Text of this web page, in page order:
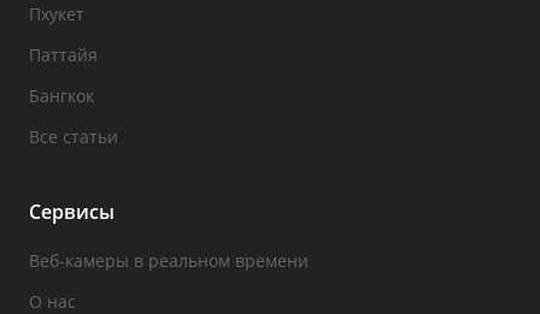
Пхукет
Паттайя
Бангкок
Все статьи
Сервисы
Веб-камеры в реальном времени
О нас